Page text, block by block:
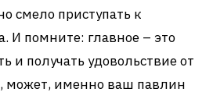
смело приступать к
И помните: главное – это
и получать удовольствие от
может, именно ваш павлин